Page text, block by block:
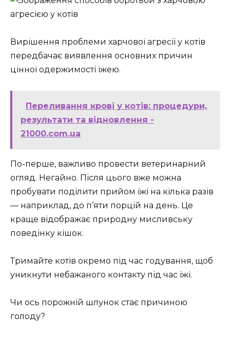
Вирішення проблеми харчової агресії у котів
передбачає виявлення основних причин
цінної одержимості їжею.
Переливання крові у котів: процедури,
результати та відновлення -
21000.com.ua
По-перше, важливо провести ветеринарний
огляд. Негайно. Після цього вже можна
пробувати поділити прийом їжі на кілька разів
— наприклад, до п’яти порцій на день. Це
краще відображає природну мисливську
поведінку кішок.
Тримайте котів окремо під час годування, щоб
уникнути небажаного контакту під час їжі.
Чи ось порожній шлунок стає причиною
голоду?